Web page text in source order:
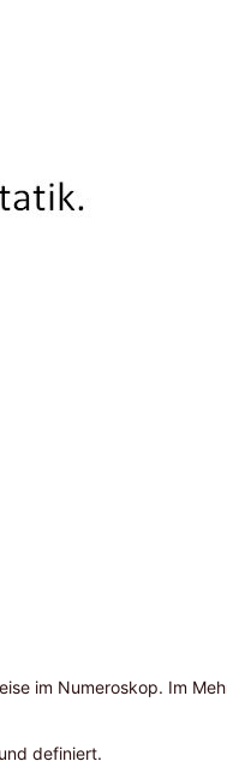
im Numeroskop. Im
definiert.